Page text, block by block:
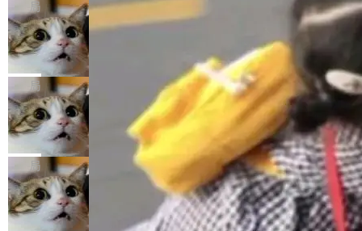
年。FFmpeg 社区最终选择用一个大版本的名
字，留下了这份纪念。 雷霄骅曾是中国传媒大学
数字电视技术方向的博士生，长期从事视频、音
频技...
列表的数据匹配 —— 一项常规的数据处理任
务，最终却产生了 180 万美元的账单，实际支出
超出原定预算 860%。 更令人意外的是，该项目
最终并未成功落地，而高额算力消耗持续运行长
达 5 个月，公司直到财务对账时才察觉异常。这
意味着一个无人看管的 AI 程序，在近半年时间
里日夜不停地"烧钱"。 复盘显示，...
e CEO Clément Delangue 在 CNBC 的采访里
没有拐弯抹角。他说中国正在赢得 AI 竞赛，而
且按目前的速度，中国 AI 工具预计在今年底或
2027 年就能追上美国前沿实验室的水平。 Dela
ngue 把原因归结为一件事：开放协作。中国的
AI 开发者在一个共享和协作的生态里加速迭代，
而美国模型厂商在"闭门造车"。他的原话是 "buil
ding in silos"——各自为战，互不通气。 这个判
断从他嘴里说出来分量不同。Hugging Face 是
全球最大的开源 AI 平台，上面跑着上百万个模
型。谁在开源赛道上领先，...
局
当 AI agent 把源码变成了最好的扩展系
统，开发者工具必须开源
五年前，David Crawshaw 问过很多软件工程师
一个问题：你写过什么给自己用的程序？答案几
乎都是没有。工程师们整天用别人写的程序写程
序给别人用。偶尔有人自己写个博客系统、智能
家居控制、家庭实验室，都算稀奇事。 Crawsh
aw 是 Shelley 的作者，一个开源 AI coding age
nt。他最近在博客上写了一篇文章，核心论点很
简单：开发者工具必须开源。 理由不是传统的自
由软件情怀，而是一个跟 AI agent 直接相关的
局
DeepSeek Harness 宣布内测邀请，全
网最大规模开源 Agent 路演现场诞生
一条内测招募帖，发出去的时候大概没人想到它
会变成一场开源 Agent 生态的路演。 8月1日，
DeepSeek Harness 团队负责人崔添翼（tiany
i）在 X 上发帖： 「如果你是 Agent Harness 相
关开源项目的开发者，希望参加 DeepSeek Har
局
商汤 SenseNova U1.5-Lite-Preview
开源
商汤科技宣布面向社区开源轻量级统一多模态模